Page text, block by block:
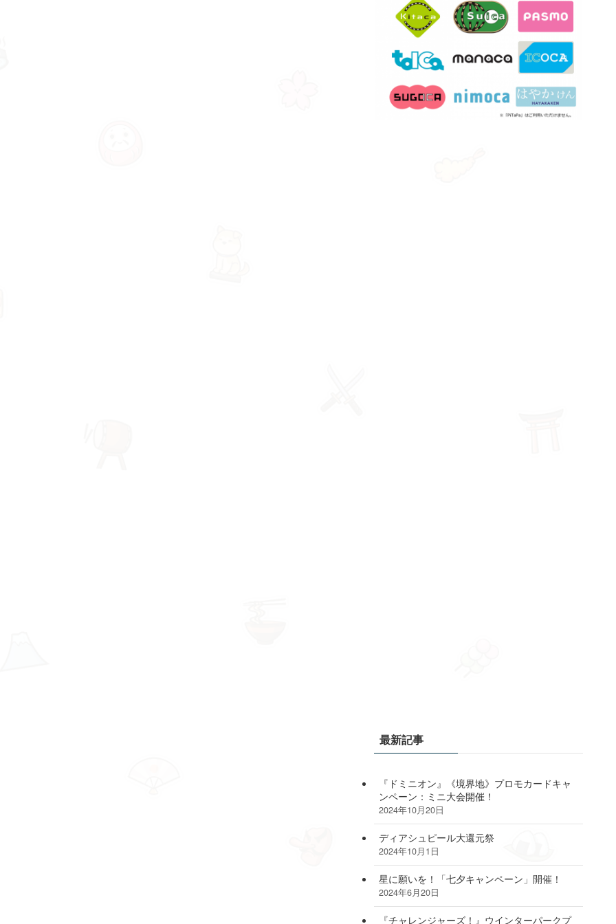
最新記事
『ドミニオン』《境界地》プロモカードキャ
ンペーン：ミニ大会開催！
2024年10月20日
ディアシュピール大還元祭
2024年10月1日
星に願いを！「七夕キャンペーン」開催！
2024年6月20日
『チャレンジャーズ！』ウインターパークプ